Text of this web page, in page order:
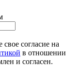
согласие на
в отношении
и согласен.